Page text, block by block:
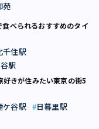
苑
べられるおすすめのタイ
千住駅
駅
きが住みたい東京の街5
ケ谷駅
日暮里駅